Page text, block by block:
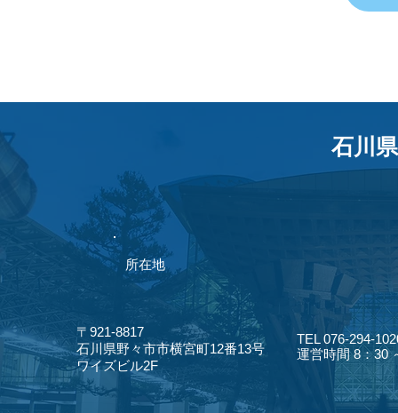
石川
​所在地
〒921-8817
​石川県野々市市横宮町12番13号
​ワイズビル2F
TEL 076-294-
運営時間 8：30